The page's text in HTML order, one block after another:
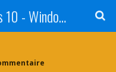
Windows 11 - Windows 10 - Windows 8 - Windows 7 - VISTA